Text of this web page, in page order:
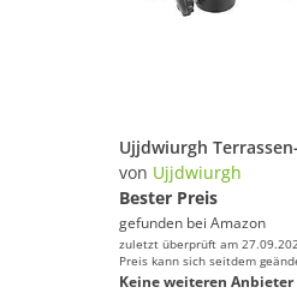
von Ujjdwiurgh
Bester Preis
gefunden bei Amazon
zuletzt überprüft am
Preis kann sich seitdem
Keine weiteren Anbieter